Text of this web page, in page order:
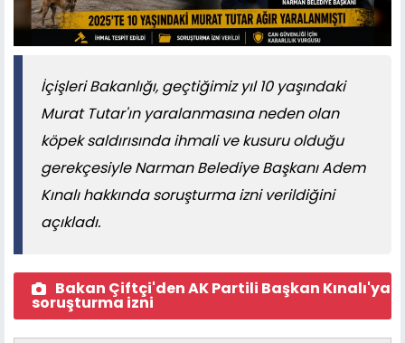
İçişleri Bakanlığı, geçtiğimiz yıl 10 yaşındaki
Murat Tutar'ın yaralanmasına neden olan
köpek saldırısında ihmali ve kusuru olduğu
gerekçesiyle Narman Belediye Başkanı Adem
Kınalı hakkında soruşturma izni verildiğini
açıkladı.
Bakan Çiftçi'den AK Partili Başkan Kınalı'ya
soruşturma izni